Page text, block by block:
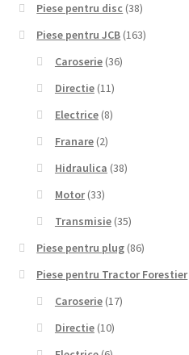
Piese pentru disc (38)
Piese pentru JCB (163)
Caroserie (36)
Directie (11)
Electrice (8)
Franare (2)
Hidraulica (38)
Motor (33)
Transmisie (35)
Piese pentru plug (86)
Piese pentru Tractor Forestier
Caroserie (17)
Directie (10)